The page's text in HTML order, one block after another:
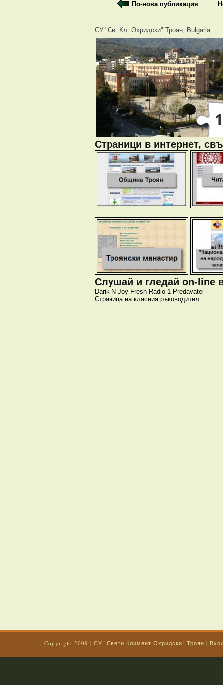
По-нова публикация
СУ "Св. Кл. Охридски" Троян, Bulgaria
Страници в интернет,
Слушай и гледай on-line
Darik N-Joy Fresh Radio 1 Predavatel
Страница на класния ръководител
Copyright 2009 | СУ "Свети Климент Охридски" Троян |